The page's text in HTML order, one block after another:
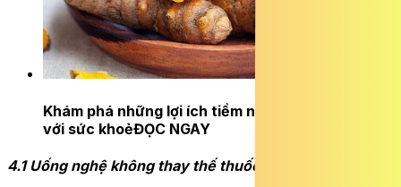
Khám phá những lợi ích tiềm năng của củ nghệ
với sức khoẻĐỌC NGAY
4.1 Uống nghệ không thay thế thuốc hạ huyết áp